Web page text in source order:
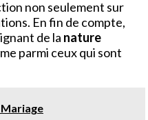
non seulement sur
En fin de compte,
de la nature
parmi ceux qui sont